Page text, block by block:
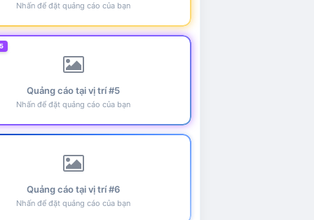
Nhấn để đặt quảng cáo của bạn
Quảng cáo tại vị trí #5
Nhấn để đặt quảng cáo của bạn
Quảng cáo tại vị trí #6
Nhấn để đặt quảng cáo của bạn